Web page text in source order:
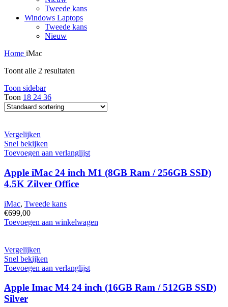
Tweede kans
Windows Laptops
Tweede kans
Nieuw
Home iMac
Toont alle 2 resultaten
Toon sidebar
Toon 18 24 36
Vergelijken
Snel bekijken
Toevoegen aan verlanglijst
Apple iMac 24 inch M1 (8GB Ram / 256GB SSD)
4.5K Zilver Office
iMac, Tweede kans
€699,00
Apple
inch
M1
(8GB
/
256GB
SSD)
Toevoegen aan winkelwagen
Vergelijken
Snel bekijken
Toevoegen aan verlanglijst
Apple Imac M4 24 inch (16GB Ram / 512GB SSD)
Silver